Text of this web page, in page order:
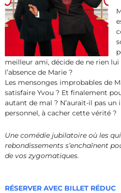
meilleur ami, décide de ne rien
l’absence de Marie ?
Les mensonges improbables de
satisfaire Yvou ? Et finalement
autant de mal ? N’aurait-il pas
personnel, à cacher cette vérité ?
Une comédie jubilatoire où les
rebondissements s’enchaînent
de vos zygomatiques.
RÉSERVER AVEC BILLET RÉDUC